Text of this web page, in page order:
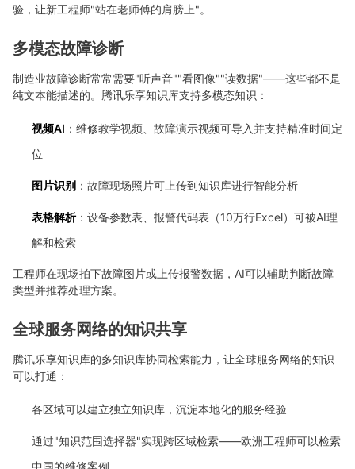
验，让新工程师"站在老师傅的肩膀上"。
多模态故障诊断
制造业故障诊断常常需要"听声音""看图像""读数据"——这些都不是
纯文本能描述的。腾讯乐享知识库支持多模态知识：
视频AI ：维修教学视频、故障演示视频可导入并支持精准时间定
位
图片识别 ：故障现场照片可上传到知识库进行智能分析
表格解析：设备参数表、报警代码表（10万行Excel）可被AI理
解和检索
工程师在现场拍下故障图片或上传报警数据，AI可以辅助判断故障
类型并推荐处理方案。
全球服务网络的知识共享
腾讯乐享知识库的多知识库协同检索能力，让全球服务网络的知识
可以打通：
各区域可以建立独立知识库，沉淀本地化的服务经验
通过"知识范围选择器"实现跨区域检索——欧洲工程师可以检索
中国的维修案例